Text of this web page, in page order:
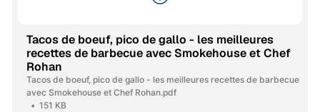
Tacos de boeuf, pico de gallo - les meilleures
recettes de barbecue avec Smokehouse et Chef
Rohan
Tacos de boeuf, pico de gallo - les meilleures recettes de barbecue
avec Smokehouse et Chef Rohan.pdf
151 KB